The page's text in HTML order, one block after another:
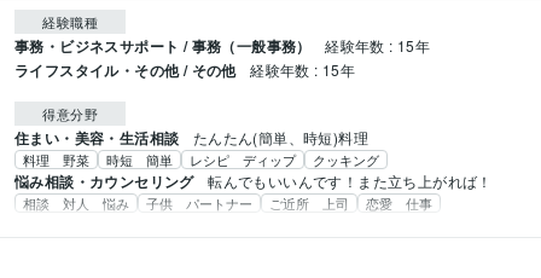
経験職種
事務・ビジネスサポート / 事務（一般事務） 経験年数 : 15年
ライフスタイル・その他 / その他 経験年数 : 15年
得意分野
住まい・美容・生活相談 たんたん(簡単、時短)料理
料理 野菜 時短 簡単 レシピ ディップ クッキング
悩み相談・カウンセリング 転んでもいいんです！また立ち上がれば！
相談 対人 悩み 子供 パートナー ご近所 上司 恋愛 仕事